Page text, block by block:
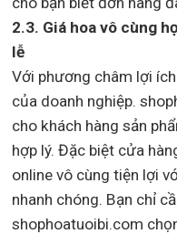
2.3. Giá hoa vô cùng
lễ
Với phương châm lợi
của doanh nghiệp.
cho khách hàng sản
hợp lý. Đặc biệt cửa
online vô cùng tiện lợi
nhanh chóng. Bạn chỉ
shophoatuoibi.com